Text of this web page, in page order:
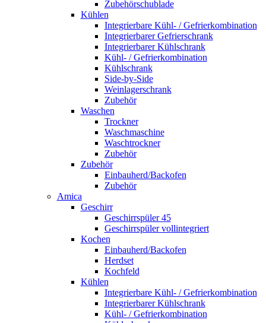
Zubehörschublade
Kühlen
Integrierbare Kühl- / Gefrierkombination
Integrierbarer Gefrierschrank
Integrierbarer Kühlschrank
Kühl- / Gefrierkombination
Kühlschrank
Side-by-Side
Weinlagerschrank
Zubehör
Waschen
Trockner
Waschmaschine
Waschtrockner
Zubehör
Zubehör
Einbauherd/Backofen
Zubehör
Amica
Geschirr
Geschirrspüler 45
Geschirrspüler vollintegriert
Kochen
Einbauherd/Backofen
Herdset
Kochfeld
Kühlen
Integrierbare Kühl- / Gefrierkombination
Integrierbarer Kühlschrank
Kühl- / Gefrierkombination